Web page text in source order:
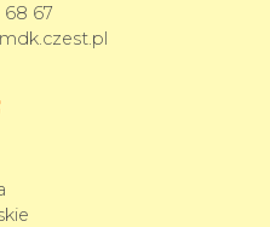
68 67